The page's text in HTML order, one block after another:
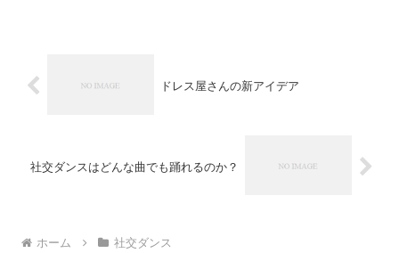
ドレス屋さんの新アイデア
社交ダンスはどんな曲でも踊れるのか？
ホーム 社交ダンス